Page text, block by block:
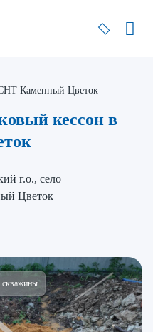
Каменный Цветок
кессон в
г.о., село
Цветок
скважины